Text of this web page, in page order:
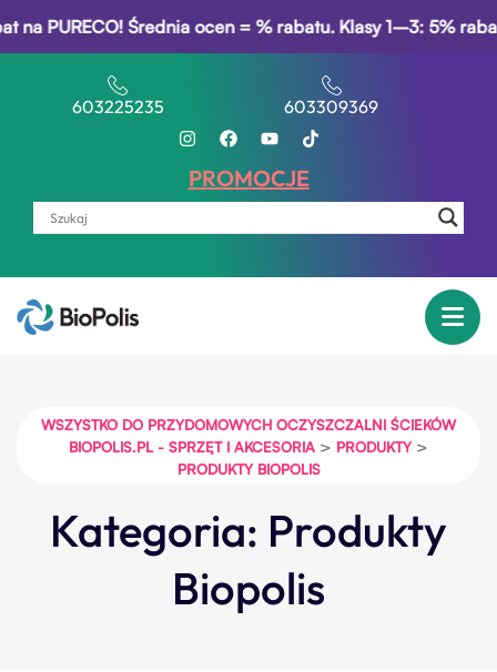
Średnia ocen = % rabatu. Klasy 1–3: 5% rabatu za
603225235 603309369
PROMOCJE
WSZYSTKO DO PRZYDOMOWYCH OCZYSZCZALNI ŚCIEKÓW
BIOPOLIS.PL - SPRZĘT I AKCESORIA > PRODUKTY>
PRODUKTY BIOPOLIS
Kategoria: Produkty
Biopolis